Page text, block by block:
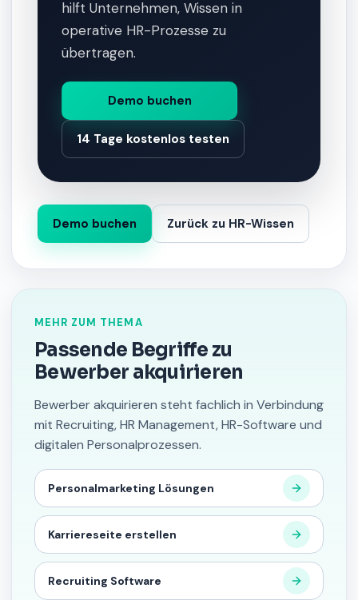
hilft Unternehmen, Wissen in
operative HR-Prozesse zu
übertragen.
Demo buchen
14 Tage kostenlos testen
Demo buchen Zurück zu HR-Wissen
MEHR ZUM THEMA
Passende Begriffe zu
Bewerber akquirieren
Bewerber akquirieren steht fachlich in Verbindung
mit Recruiting, HR Management, HR-Software und
digitalen Personalprozessen.
Personalmarketing Lösungen
Karriereseite erstellen
Recruiting Software